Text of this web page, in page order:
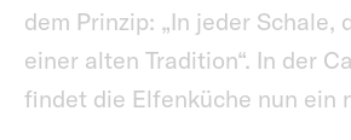
dem Prinzip: „In jeder Schale,
einer alten Tradition“. In der
findet die Elfenküche nun ein